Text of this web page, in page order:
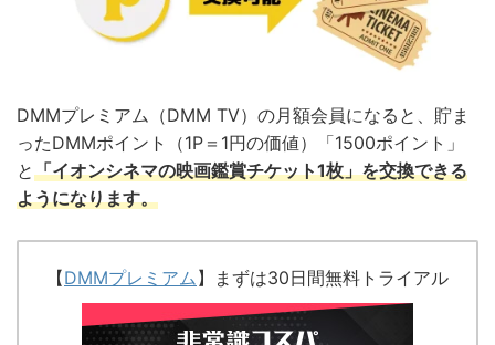
DMMプレミアム（DMM TV）の月額会員になると、貯ま
ったDMMポイント（1P＝1円の価値）「1500ポイント」
と「イオンシネマの映画鑑賞チケット1枚」を交換できる
ようになります。
【DMMプレミアム 】まずは30日間無料トライアル